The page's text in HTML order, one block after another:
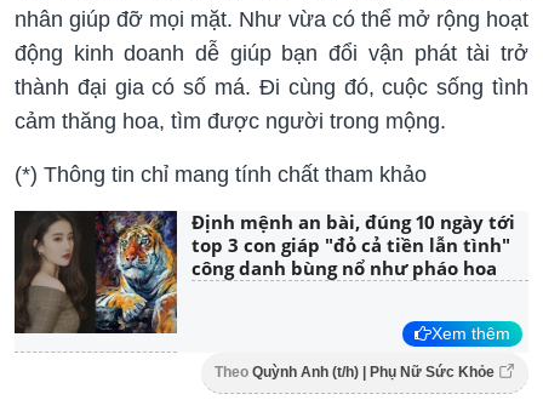
nhân giúp đỡ mọi mặt. Như vừa có thể mở rộng hoạt
động kinh doanh dễ giúp bạn đổi vận phát tài trở
thành đại gia có số má. Đi cùng đó, cuộc sống tình
cảm thăng hoa, tìm được người trong mộng.
(*) Thông tin chỉ mang tính chất tham khảo
Định mệnh an bài, đúng 10 ngày tới
top 3 con giáp "đỏ cả tiền lẫn tình"
công danh bùng nổ như pháo hoa
Xem thêm
Theo Quỳnh Anh (t/h) | Phụ Nữ Sức Khỏe